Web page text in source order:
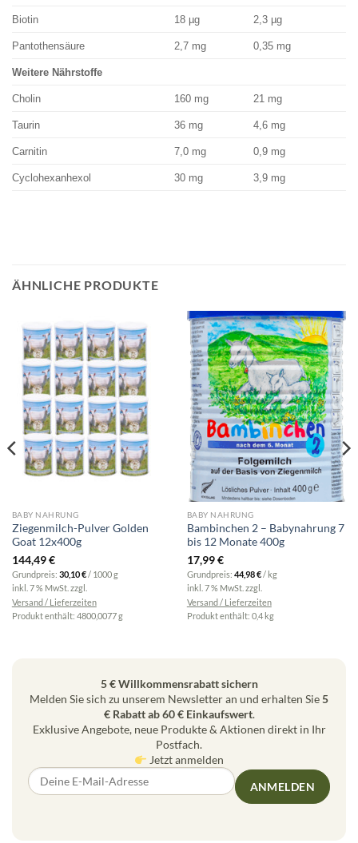
Biotin 18 µg 2,3 µg
Pantothensäure 2,7 mg 0,35 mg
Weitere Nährstoffe
Cholin 160 mg 21 mg
Taurin 36 mg 4,6 mg
Carnitin 7,0 mg 0,9 mg
Cyclohexanhexol 30 mg 3,9 mg
ÄHNLICHE PRODUKTE
BABY NAHRUNG
Ziegenmilch-Pulver Golden
Goat 12x400g
144,49€
Grundpreis: 30,10€/ 1000g
inkl. 7 % MwSt. zzgl.
Versand / Lieferzeiten
Produkt enthält: 4800,0077g
BABY NAHRUNG
Bambinchen 2 – Babynahrung 7
bis 12 Monate 400g
17,99€
Grundpreis: 44,98€/ kg
inkl. 7 % MwSt. zzgl.
Versand / Lieferzeiten
Produkt enthält: 0,4 kg
5 € Willkommensrabatt sichern
Melden Sie sich zu unserem Newsletter an und erhalten Sie5
€ Rabatt ab 60 € Einkaufswert.
Exklusive Angebote, neue Produkte & Aktionen direkt in Ihr
Postfach.
Jetzt anmelden
ANMELDEN